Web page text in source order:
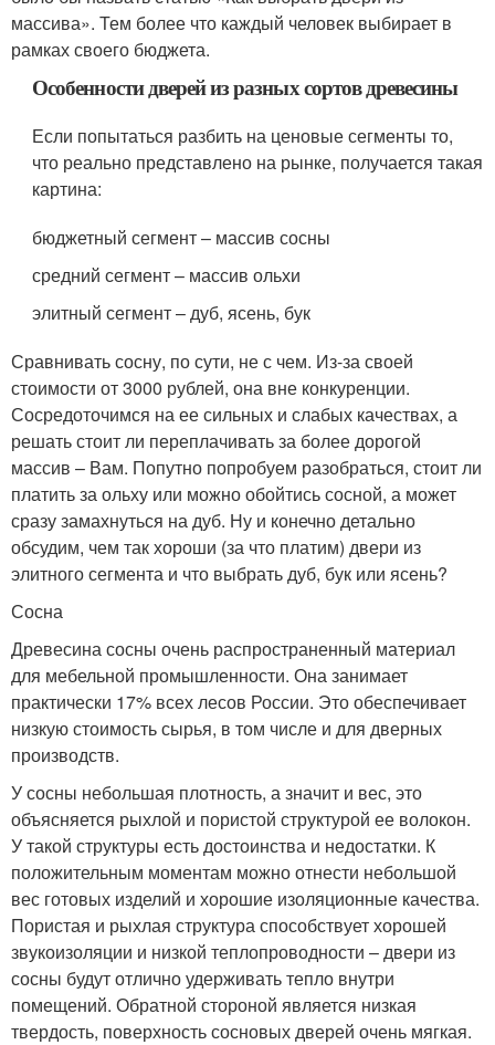
массива». Тем более что каждый человек выбирает в
рамках своего бюджета.
Особенности дверей из разных сортов древесины
Если попытаться разбить на ценовые сегменты то,
что реально представлено на рынке, получается такая
картина:
бюджетный сегмент – массив сосны
средний сегмент – массив ольхи
элитный сегмент – дуб, ясень, бук
Сравнивать сосну, по сути, не с чем. Из-за своей
стоимости от 3000 рублей, она вне конкуренции.
Сосредоточимся на ее сильных и слабых качествах, а
решать стоит ли переплачивать за более дорогой
массив – Вам. Попутно попробуем разобраться, стоит ли
платить за ольху или можно обойтись сосной, а может
сразу замахнуться на дуб. Ну и конечно детально
обсудим, чем так хороши (за что платим) двери из
элитного сегмента и что выбрать дуб, бук или ясень?
Сосна
Древесина сосны очень распространенный материал
для мебельной промышленности. Она занимает
практически 17% всех лесов России. Это обеспечивает
низкую стоимость сырья, в том числе и для дверных
производств.
У сосны небольшая плотность, а значит и вес, это
объясняется рыхлой и пористой структурой ее волокон.
У такой структуры есть достоинства и недостатки. К
положительным моментам можно отнести небольшой
вес готовых изделий и хорошие изоляционные качества.
Пористая и рыхлая структура способствует хорошей
звукоизоляции и низкой теплопроводности – двери из
сосны будут отлично удерживать тепло внутри
помещений. Обратной стороной является низкая
твердость, поверхность сосновых дверей очень мягкая.